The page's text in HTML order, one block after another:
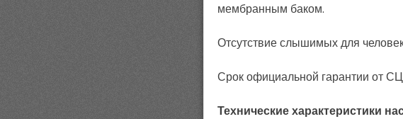
мембранным баком.
Отсутствие слышимых для
Срок официальной гарантии от
Технические характеристики